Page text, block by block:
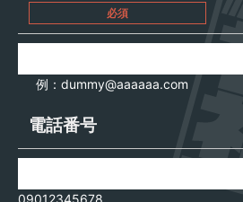
必須
例：dummy@aaaaaa.com
電話番号